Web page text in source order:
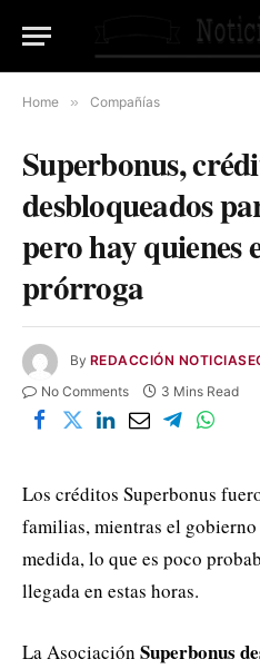
Home » Compañías
Superbonus,
desbloqueados
pero hay quienes
prórroga
By REDACCIÓN
No Comments 3 Mins Read
Los créditos Superbonus
familias, mientras el
medida, lo que es poco
llegada en estas horas.
La Asociación Superbonus